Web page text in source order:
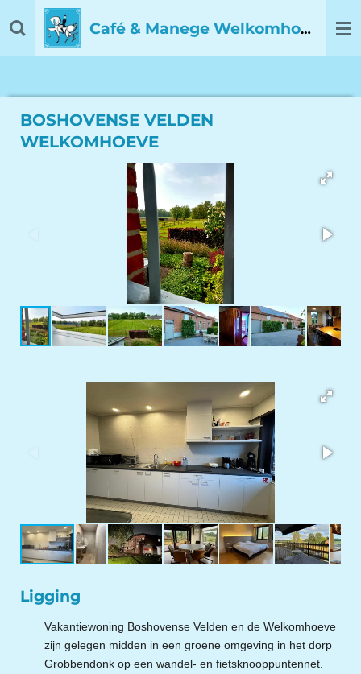
direct
Café & Manege Welkomhoeve
BOSHOVENSE VELDEN
WELKOMHOEVE
Ligging
Vakantiewoning Boshovense Velden en de Welkomhoeve
zijn gelegen midden in een groene omgeving in het dorp
Grobbendonk op een wandel- en fietsknooppuntennet.